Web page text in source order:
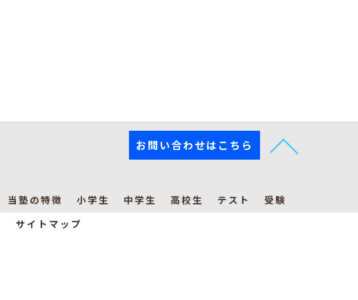
お問い合わせはこちら
当塾の特徴 小学生 中学生 高校生 テスト
受験
サイトマップ